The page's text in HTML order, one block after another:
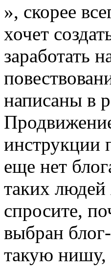
», скорее
хочет
заработать
написаны в
инструкции
еще нет
таких людей
спросите,
выбран
такую нишу,